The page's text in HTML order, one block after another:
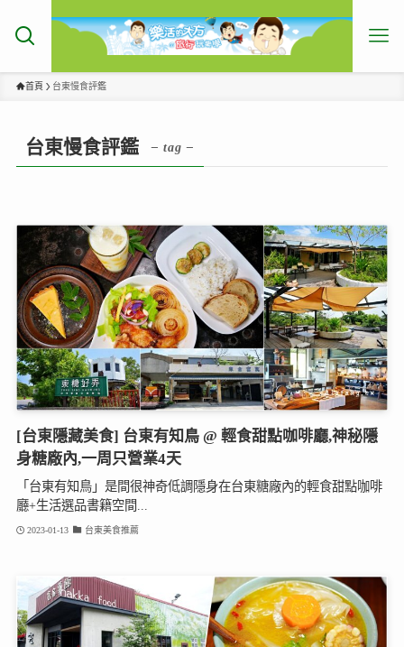
首頁 台東慢食評鑑
台東慢食評鑑 – tag –
[台東隱藏美食] 台東有知鳥 @ 輕食甜點咖啡廳,神秘隱
身糖廠內,一周只營業4天
「台東有知鳥」是間很神奇低調隱身在台東糖廠內的輕食甜點咖啡
廳+生活選品書籍空間...
2023-01-13 台東美食推薦